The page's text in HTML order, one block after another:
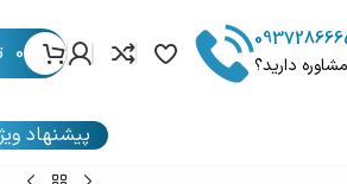
دارید؟
0
پیشنهاد